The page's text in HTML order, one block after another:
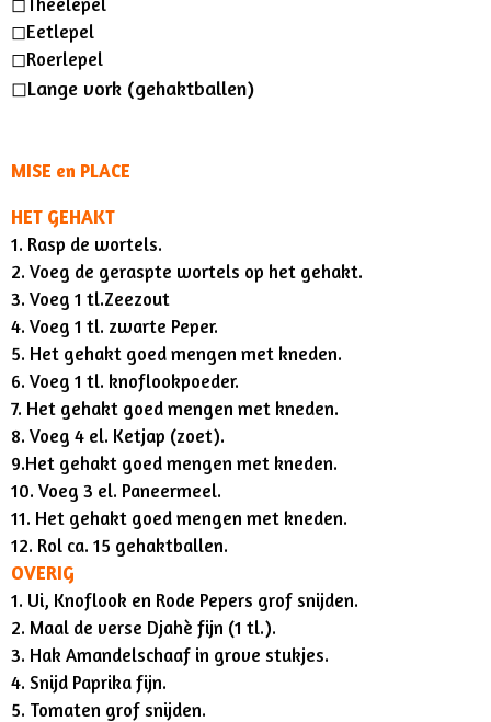
◻︎Theelepel
◻︎Eetlepel
◻︎Roerlepel
◻︎Lange vork (gehaktballen)
MISE en PLACE
HET GEHAKT
1. Rasp de wortels.
2. Voeg de geraspte wortels op het gehakt.
3. Voeg 1 tl.Zeezout
4. Voeg 1 tl. zwarte Peper.
5. Het gehakt goed mengen met kneden.
6. Voeg 1 tl. knoflookpoeder.
7. Het gehakt goed mengen met kneden.
8. Voeg 4 el. Ketjap (zoet).
9.Het gehakt goed mengen met kneden.
10. Voeg 3 el. Paneermeel.
11. Het gehakt goed mengen met kneden.
12. Rol ca. 15 gehaktballen.
OVERIG
1. Ui, Knoflook en Rode Pepers grof snijden.
2. Maal de verse Djahè fijn (1 tl.).
3. Hak Amandelschaaf in grove stukjes.
4. Snijd Paprika fijn.
5. Tomaten grof snijden.